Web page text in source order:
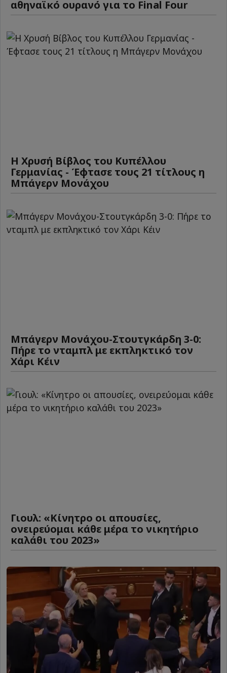
αθηναϊκό ουρανό για το Final Four
Η Χρυσή Βίβλος του Κυπέλλου
Γερμανίας - Έφτασε τους 21 τίτλους η
Μπάγερν Μονάχου
Μπάγερν Μονάχου-Στουτγκάρδη 3-0:
Πήρε το νταμπλ με εκπληκτικό τον
Χάρι Κέιν
Γιουλ: «Κίνητρο οι απουσίες,
ονειρεύομαι κάθε μέρα το νικητήριο
καλάθι του 2023»